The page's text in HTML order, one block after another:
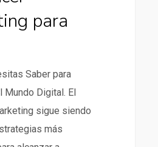
para
Saber para
Mundo Digital. El
sigue siendo
más